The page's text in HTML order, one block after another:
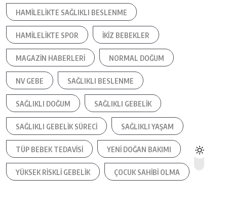
HAMILELIKTE SAĞLIKLI BESLENME
HAMILELIKTE SPOR IKIZ BEBEKLER
MAGAZIN HABERLERI NORMAL DOĞUM
NV GEBE SAĞLIKLI BESLENME
SAĞLIKLI DOĞUM SAĞLIKLI GEBELIK
SAĞLIKLI GEBELIK SÜRECI SAĞLIKLI YAŞAM
TÜP BEBEK TEDAVISI YENI DOĞAN BAKIMI
YÜKSEK RISKLI GEBELIK ÇOCUK SAHIBI OLMA